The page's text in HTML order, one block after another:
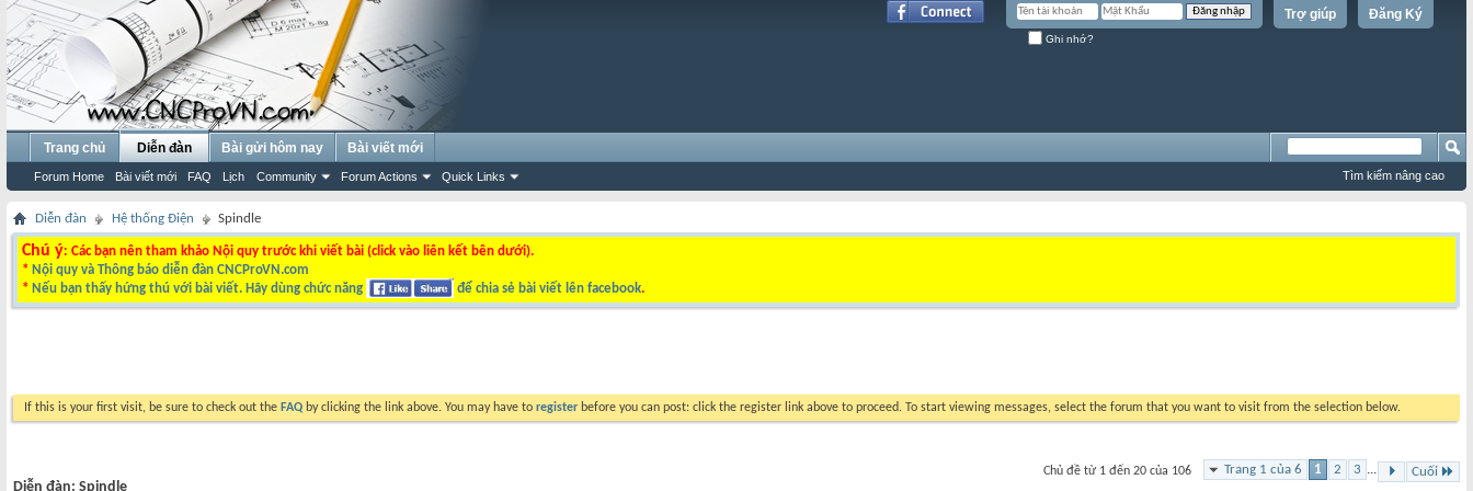
Đăng Ký
Trợ giúp
Ghi nhớ?
Trang chủ Diễn đàn
Forum Home Bài viết mới FAQ Lịch Community Forum Actions Quick Links
Bài gửi hôm nay Bài viết mới
Tìm kiếm nâng cao
Diễn đàn Hệ thống Điện Spindle
Chú ý: Các bạn nên tham khảo Nội quy trước khi viết bài (click vào liên kết bên dưới).
* Nội quy và Thông báo diễn đàn CNCProVN.com
* Nếu bạn thấy hứng thú với bài viết. Hãy dùng chức năng để chia sẻ bài viết lên facebook.
If this is your first visit, be sure to check out the FAQ by clicking the link above. You may have to register before you can post: click the register link above to proceed. To start viewing messages, select the forum that you want to visit from the selection below.
Trang 1 của 6 1 2 3 ... Cuối
Chủ đề từ 1 đến 20 của 106
Diễn đàn: Spindle